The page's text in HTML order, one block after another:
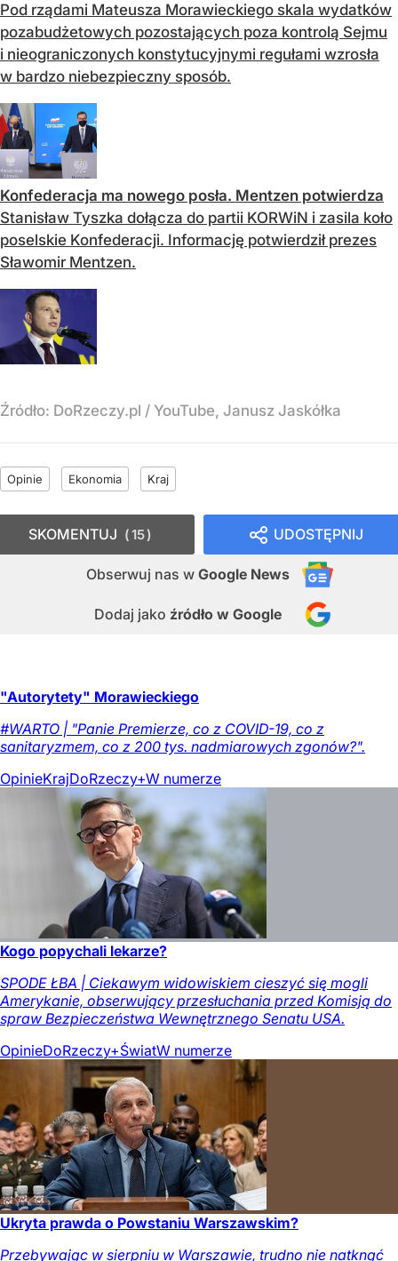
Pod rządami Mateusza Morawieckiego skala wydatków
pozabudżetowych pozostających poza kontrolą Sejmu
i nieograniczonych konstytucyjnymi regułami wzrosła
w bardzo niebezpieczny sposób.
Konfederacja ma nowego posła. Mentzen potwierdza
Stanisław Tyszka dołącza do partii KORWiN i zasila koło
poselskie Konfederacji. Informację potwierdził prezes
Sławomir Mentzen.
Źródło: DoRzeczy.pl / YouTube, Janusz Jaskółka
Opinie Ekonomia Kraj
UDOSTĘPNIJ
Obserwuj nas w Google News
Dodaj jako źródło w Google
SKOMENTUJ 15
"Autorytety" Morawieckiego
#WARTO | "Panie Premierze, co z COVID-19, co z
sanitaryzmem, co z 200 tys. nadmiarowych zgonów?".
OpinieKrajDoRzeczy+W numerze
Kogo popychali lekarze?
SPODE ŁBA | Ciekawym widowiskiem cieszyć się mogli
Amerykanie, obserwujący przesłuchania przed Komisją do
spraw Bezpieczeństwa Wewnętrznego Senatu USA.
OpinieDoRzeczy+ŚwiatW numerze
Ukryta prawda o Powstaniu Warszawskim?
Przebywając w sierpniu w Warszawie, trudno nie natknąć